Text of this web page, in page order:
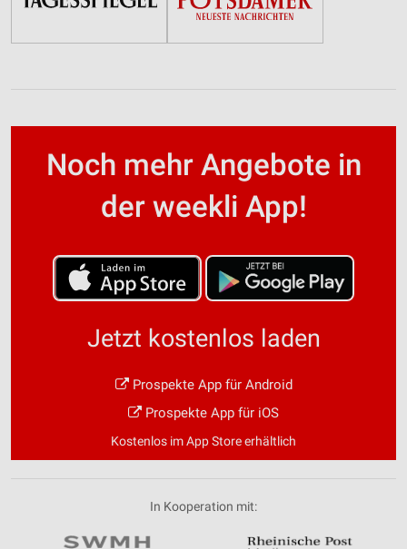
Noch mehr Angebote in
der weekli App!
Jetzt kostenlos laden
Prospekte App für Android
Prospekte App für iOS
Kostenlos im App Store erhältlich
In Kooperation mit: